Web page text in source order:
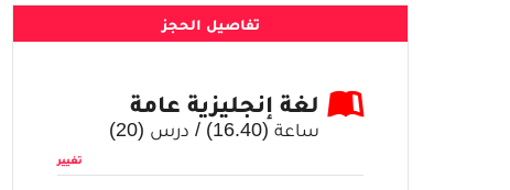
تفاصيل الحجز
لغة إنجليزية عامة
ساعة (16.40) / درس (20
)
تغيير